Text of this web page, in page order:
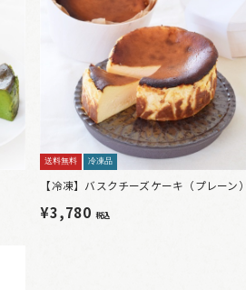
送料無料 冷凍品
【冷凍】バスクチーズケーキ（プレーン）
¥3,780 税込